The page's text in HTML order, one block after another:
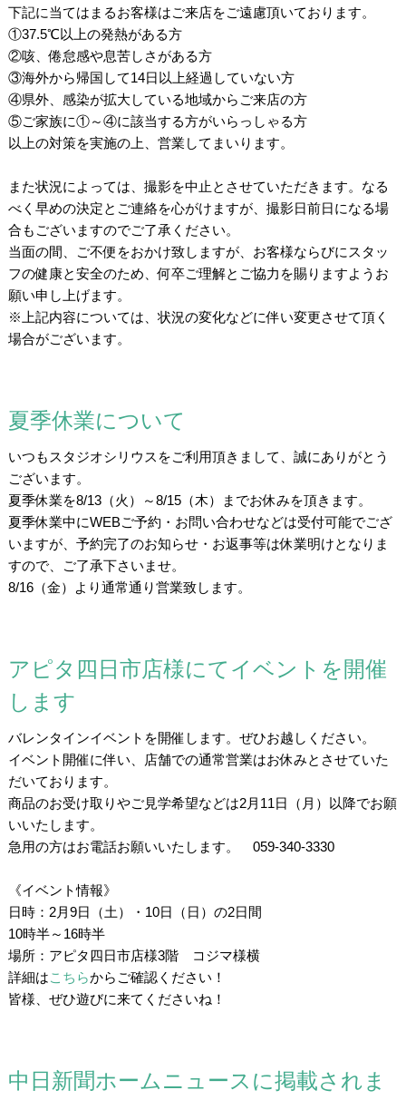
下記に当てはまるお客様はご来店をご遠慮頂いております。
①37.5℃以上の発熱がある方
②咳、倦怠感や息苦しさがある方
③海外から帰国して14日以上経過していない方
④県外、感染が拡大している地域からご来店の方
⑤ご家族に①～④に該当する方がいらっしゃる方
以上の対策を実施の上、営業してまいります。
また状況によっては、撮影を中止とさせていただきます。なる
べく早めの決定とご連絡を心がけますが、撮影日前日になる場
合もございますのでご了承ください。
当面の間、ご不便をおかけ致しますが、お客様ならびにスタッ
フの健康と安全のため、何卒ご理解とご協力を賜りますようお
願い申し上げます。
※上記内容については、状況の変化などに伴い変更させて頂く
場合がございます。
夏季休業について
いつもスタジオシリウスをご利用頂きまして、誠にありがとう
ございます。
夏季休業を8/13（火）～8/15（木）までお休みを頂きます。
夏季休業中にWEBご予約・お問い合わせなどは受付可能でござ
いますが、予約完了のお知らせ・お返事等は休業明けとなりま
すので、ご了承下さいませ。
8/16（金）より通常通り営業致します。
アピタ四日市店様にてイベントを開催
します
バレンタインイベントを開催します。ぜひお越しください。
イベント開催に伴い、店舗での通常営業はお休みとさせていた
だいております。
商品のお受け取りやご見学希望などは2月11日（月）以降でお願
いいたします。
急用の方はお電話お願いいたします。 059-340-3330
《イベント情報》
日時：2月9日（土）・10日（日）の2日間
10時半～16時半
場所：アピタ四日市店様3階 コジマ様横
詳細はこちらからご確認ください！
皆様、ぜひ遊びに来てくださいね！
中日新聞ホームニュースに掲載されま